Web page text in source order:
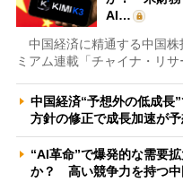
AI…
中国経済に精通する中国株
ミアム連載「チャイナ・リ
中国経済“予想外の低成
方針の修正で成長加速が
“AI革命”で爆発的な需要
か？ 高い競争力を持つ